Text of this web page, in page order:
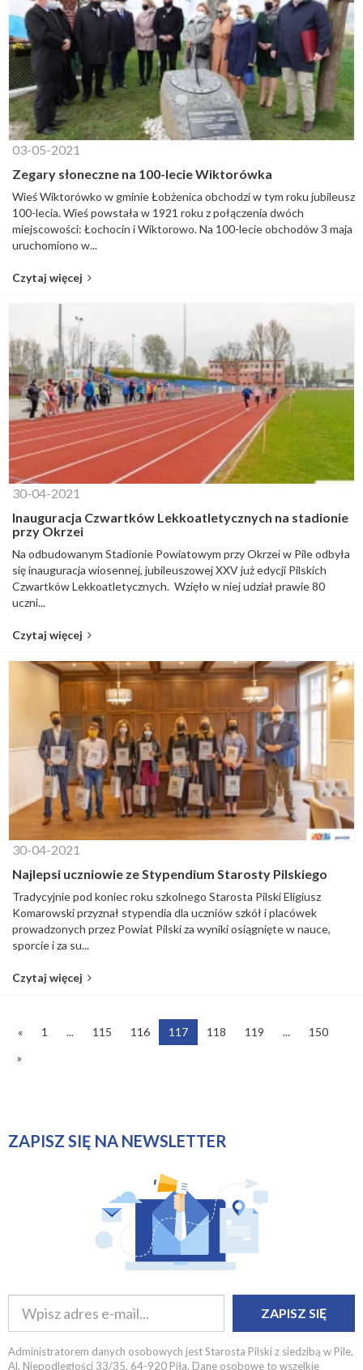
03-05-2021
Zegary słoneczne na 100-lecie Wiktorówka
Wieś Wiktorówko w gminie Łobżenica obchodzi w tym roku jubileusz
100-lecia. Wieś powstała w 1921 roku z połączenia dwóch
miejscowości: Łochocin i Wiktorowo. Na 100-lecie obchodów 3 maja
uruchomiono w...
Czytaj więcej
30-04-2021
Inauguracja Czwartków Lekkoatletycznych na stadionie
przy Okrzei
Na odbudowanym Stadionie Powiatowym przy Okrzei w Pile odbyła
się inauguracja wiosennej, jubileuszowej XXV już edycji Pilskich
Czwartków Lekkoatletycznych. Wzięło w niej udział prawie 80
uczni...
Czytaj więcej
30-04-2021
Najlepsi uczniowie ze Stypendium Starosty Pilskiego
Tradycyjnie pod koniec roku szkolnego Starosta Pilski Eligiusz
Komarowski przyznał stypendia dla uczniów szkół i placówek
prowadzonych przez Powiat Pilski za wyniki osiągnięte w nauce,
sporcie i za su...
Czytaj więcej
« 1 ... 115 116 117 118 119 ...
150
»
ZAPISZ SIĘ NA NEWSLETTER
ZAPISZ SIĘ
Administratorem danych osobowych jest Starosta Pilski z siedzibą w Pile,
Al. Niepodległości 33/35, 64-920 Piła. Dane osobowe to wszelkie